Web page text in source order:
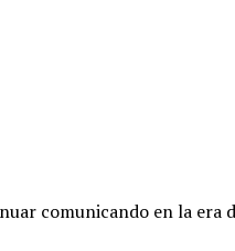
comunicando en la era